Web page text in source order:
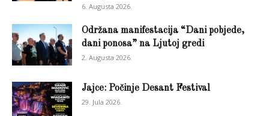
6. Augusta 2026.
Održana manifestacija “Dani pobjede,
dani ponosa” na Ljutoj gredi
2. Augusta 2026.
Jajce: Počinje Desant Festival
29. Jula 2026.